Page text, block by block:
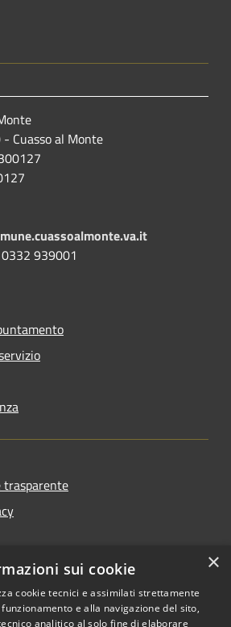
Cuasso al Monte
939001
×
sui cookie
cookie tecnici e assimilati strettamente
e alla navigazione del sito,
analitico al solo fine di elaborare